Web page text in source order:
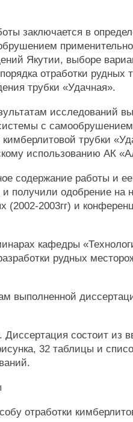
заключается в
Якутии, выборе
отработки рудных
трубки «Удачная».
исследований
с
трубки
использованию АК
содержание работы и
получили одобрение на
(2002-2003гг) и
кафедры
рудных
выполненной
состоит из
32 таблицы и
отработки